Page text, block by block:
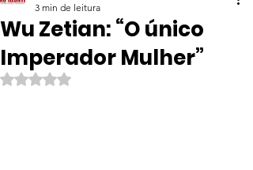
Wu Zetian: “O único
Imperador Mulher”
3 min de leitura
Avaliado com NaN de 5 estrelas.